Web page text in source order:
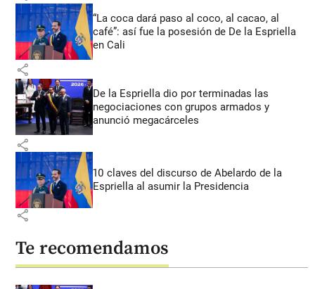
“La coca dará paso al coco, al cacao, al
café”: así fue la posesión de De la Espriella
en Cali
share
De la Espriella dio por terminadas las
negociaciones con grupos armados y
anunció megacárceles
share
10 claves del discurso de Abelardo de la
Espriella al asumir la Presidencia
share
Te recomendamos